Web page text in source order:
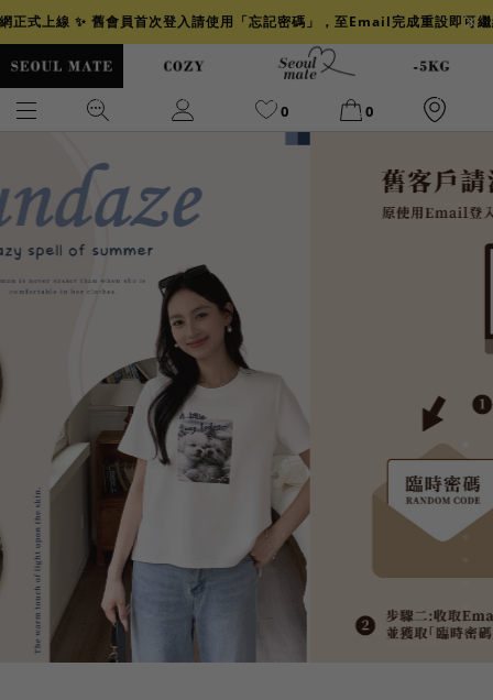
正式上線 ✨ 舊會員首次登入請使用「忘記密碼」，至Email完成重設即可
0 0
小香風 透膚
褲裙 牛仔裙